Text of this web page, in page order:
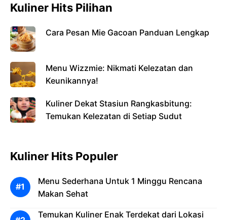
Kuliner Hits Pilihan
Cara Pesan Mie Gacoan Panduan Lengkap
Menu Wizzmie: Nikmati Kelezatan dan
Keunikannya!
Kuliner Dekat Stasiun Rangkasbitung:
Temukan Kelezatan di Setiap Sudut
Kuliner Hits Populer
Menu Sederhana Untuk 1 Minggu Rencana
Makan Sehat
Temukan Kuliner Enak Terdekat dari Lokasi